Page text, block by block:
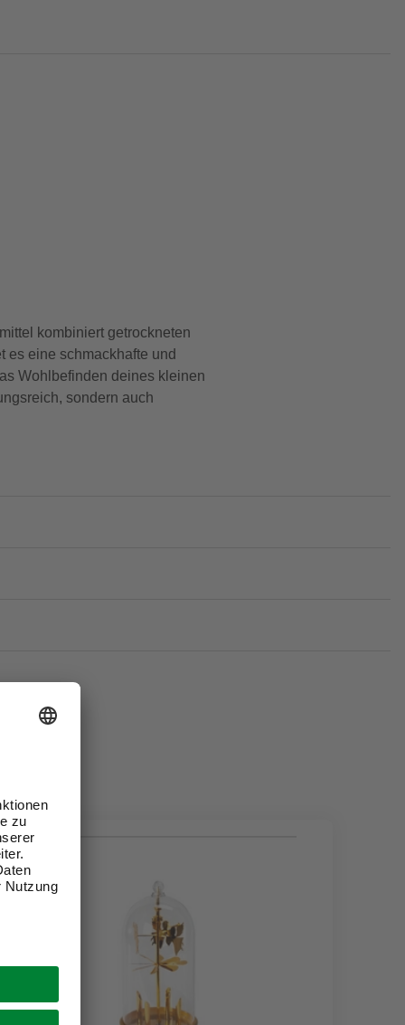
kombiniert getrockneten
es eine schmackhafte und
Wohlbefinden deines kleinen
sondern auch